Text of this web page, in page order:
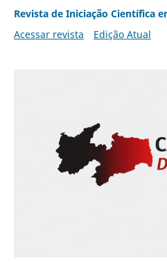
Revista de Iniciação Científica
Acessar revista
Edição Atual